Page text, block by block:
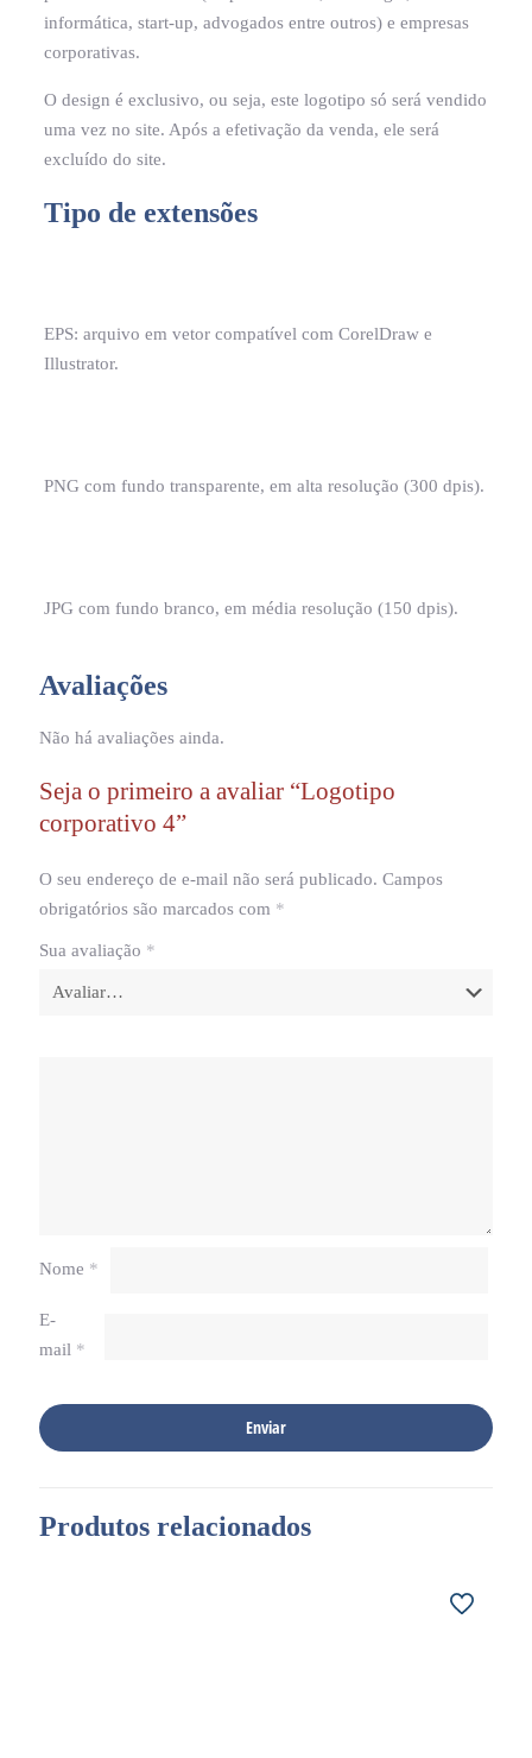
informática, start-up, advogados entre outros) e empresas
corporativas.
O design é exclusivo, ou seja, este logotipo só será vendido
uma vez no site. Após a efetivação da venda, ele será
excluído do site.
Tipo de extensões
EPS: arquivo em vetor compatível com CorelDraw e
Illustrator.
PNG com fundo transparente, em alta resolução (300 dpis).
JPG com fundo branco, em média resolução (150 dpis).
Avaliações
Não há avaliações ainda.
Seja o primeiro a avaliar “Logotipo
corporativo 4”
O seu endereço de e-mail não será publicado. Campos
obrigatórios são marcados com *
Sua avaliação *
Nome *
E-
mail *
Produtos relacionados